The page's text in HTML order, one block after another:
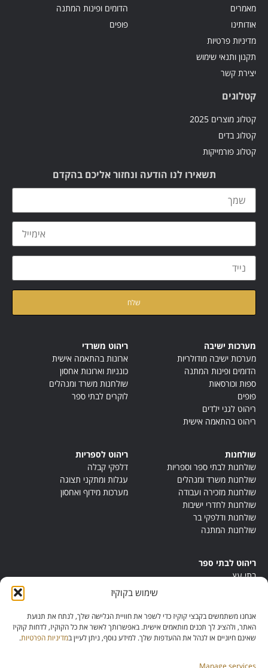
שימוש בקוקיז
אנחנו משתמשים בקבצי קוקיז כדי לשפר את חוויית הגלישה שלך, לנתח את תנועת
האתר, ולהציג לך תכנים מותאמים אישית. באפשרותך לאשר את כל הקוקיז, לדחות קוקיז
שאינם חיוניים או לנהל את ההעדפות שלך. למידע נוסף, ניתן לעיין במדיניות הפרטיות.
Manage services
מאמרים
אודותינו
מדיניות פרטיות
תקנון ותנאי שימוש
יצירת קשר
הדומים ופינות המתנה
פופים
קטלוגים
קטלוג מוצרים 2025
קטלוג בדים
קטלוג פורמייקות
תשאירו לנו הודעה ונחזור אליכם בהקדם
מערכות ישיבה
מערכות ישיבה מודולריות
הדומים ופינות המתנה
ספות וכורסאות
פופים
ריהוט לגני ילדים
ריהוט בהתאמה אישית
ריהוט משרדי
ארונות בהתאמה אישית
כונניות וארונות אחסון
שולחנות משרד ומנהלים
לוקרים לבתי ספר
שולחנות
שולחנות לבתי ספר וספריות
שולחנות משרד ומנהלים
שולחנות מזכירה ועבודה
שולחנות לחדרי ישיבות
שולחנות ודלפקי בר
שולחנות המתנה
ריהוט לספריות
דלפקי קבלה
עגלות ומתקני תצוגה
מערכות מידוף ואחסון
ריהוט לבתי ספר
בתי עץ
ריהוט מונטסורי
ריהוט אנתרופוסופי